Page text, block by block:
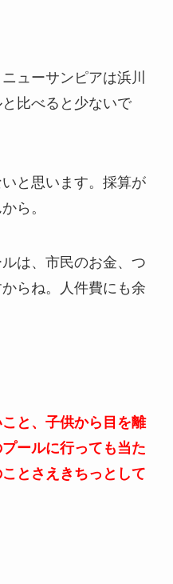
ューサンピアは浜川
比べると少ないで
と思います。採算が
ら。
は、市民のお金、つ
らね。人件費にも余
と、子供から目を離
ールに行っても当た
とさえきちっとして